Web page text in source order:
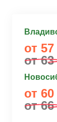
от
от
от
от